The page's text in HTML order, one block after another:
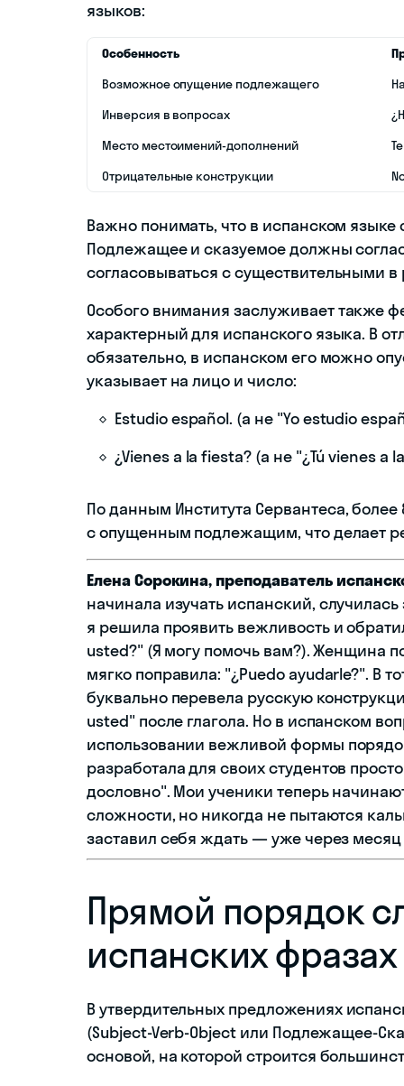
языков:
Особенность
Возможное опущение подлежащего
Инверсия в вопросах
Место местоимений-дополнений
Отрицательные конструкции
Важно понимать, что в испанском языке
Подлежащее и сказуемое должны
согласовываться с существительными в
Особого внимания заслуживает также
характерный для испанского языка. В
обязательно, в испанском его можно
указывает на лицо и число:
Estudio español. (а не "Yo estudio
¿Vienes a la fiesta? (а не "¿Tú vienes
По данным Института Сервантеса,
с опущенным подлежащим, что делает
Елена Сорокина, преподаватель
начинала изучать испанский,
я решила проявить вежливость и
usted?" (Я могу помочь вам?). Женщина
мягко поправила: "¿Puedo ayudarle?". В
буквально перевела русскую
usted" после глагола. Но в испанском
использовании вежливой формы
разработала для своих студентов
дословно". Мои ученики теперь
сложности, но никогда не пытаются
заставил себя ждать — уже через месяц
Прямой порядок
испанских фразах
В утвердительных предложениях
(Subject-Verb-Object или Подлежащее-
основой, на которой строится